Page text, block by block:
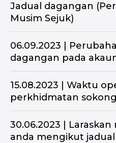
Jadual dagangan
Musim Sejuk)
06.09.2023 |
dagangan pada
15.08.2023 | Waktu
perkhidmatan
30.06.2023 |
anda mengikut